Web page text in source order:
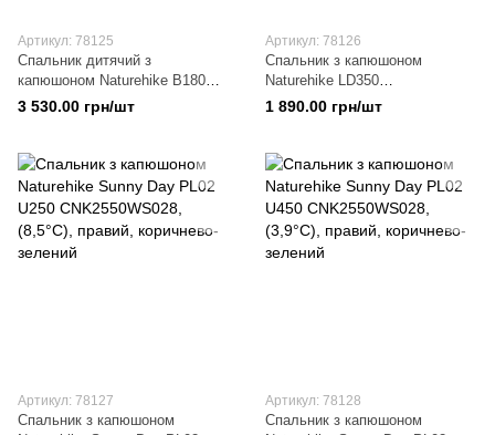
Артикул: 78125
Спальник дитячий з
капюшоном Naturehike B180
CNH22SD001, бежевий
3 530.00 грн/шт
Артикул: 78126
Спальник з капюшоном
Naturehike LD350
CNK2300SD016, темно-зелений
1 890.00 грн/шт
Артикул: 78127
Спальник з капюшоном
Артикул: 78128
Спальник з капюшоном